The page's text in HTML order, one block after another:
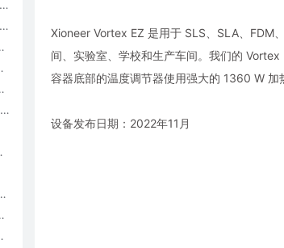
Xioneer Vortex EZ 是用于 SLS、SLA、FDM
间、实验室、学校和生产车间。我们的
容器底部的温度调节器使用强大的 1360 W 加
设备发布日期：2022年11月